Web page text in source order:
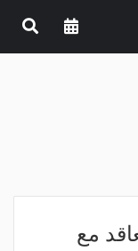
مع